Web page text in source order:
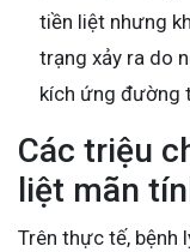
tiền liệt nhưng
trạng xảy ra do
kích ứng đường
Các triệu
liệt mãn
Trên thực tế, bệnh